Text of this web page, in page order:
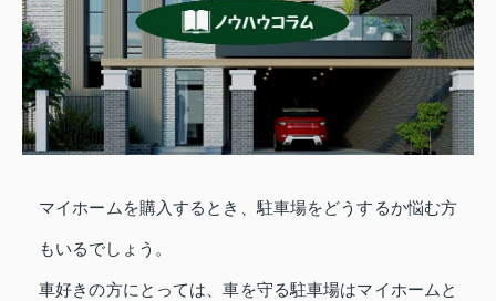
マイホームを購入するとき、駐車場をどうするか悩む方
もいるでしょう。
車好きの方にとっては、車を守る駐車場はマイホームと